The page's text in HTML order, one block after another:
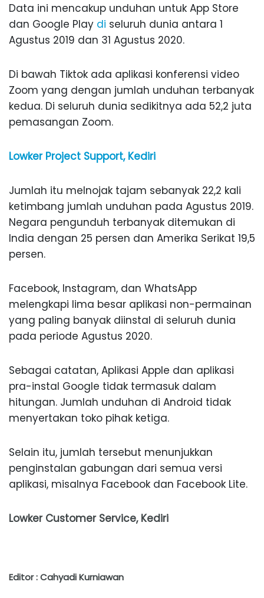
Data ini mencakup unduhan untuk App Store
dan Google Play di seluruh dunia antara 1
Agustus 2019 dan 31 Agustus 2020.
Di bawah Tiktok ada aplikasi konferensi video
Zoom yang dengan jumlah unduhan terbanyak
kedua. Di seluruh dunia sedikitnya ada 52,2 juta
pemasangan Zoom.
Lowker Project Support, Kediri
Jumlah itu melnojak tajam sebanyak 22,2 kali
ketimbang jumlah unduhan pada Agustus 2019.
Negara pengunduh terbanyak ditemukan di
India dengan 25 persen dan Amerika Serikat 19,5
persen.
Facebook, Instagram, dan WhatsApp
melengkapi lima besar aplikasi non-permainan
yang paling banyak diinstal di seluruh dunia
pada periode Agustus 2020.
Sebagai catatan, Aplikasi Apple dan aplikasi
pra-instal Google tidak termasuk dalam
hitungan. Jumlah unduhan di Android tidak
menyertakan toko pihak ketiga.
Selain itu, jumlah tersebut menunjukkan
penginstalan gabungan dari semua versi
aplikasi, misalnya Facebook dan Facebook Lite.
Lowker Customer Service, Kediri
Editor : Cahyadi Kurniawan